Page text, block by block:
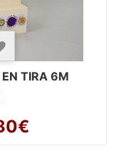
TIRA 6M